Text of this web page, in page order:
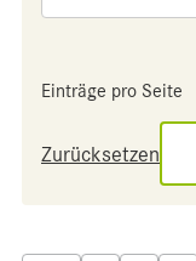
Einträge pro Seite
Zurücksetzen